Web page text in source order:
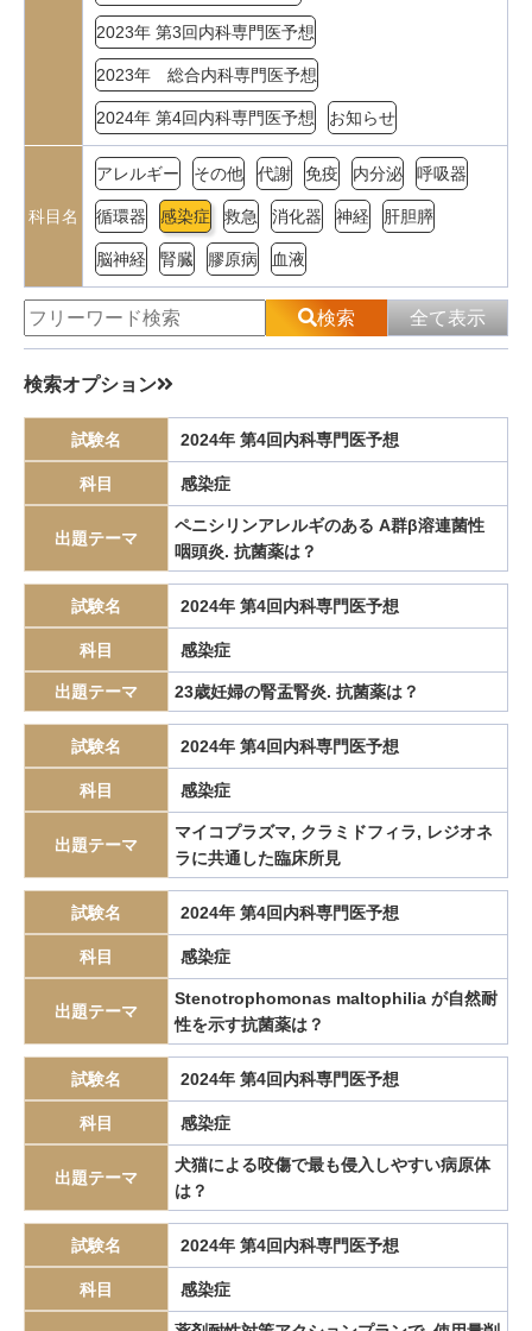
2023年 第3回内科専門医予想
2023年 総合内科専門医予想
2024年 第4回内科専門医予想 お知らせ
科目名
アレルギー その他 代謝 免疫 内分泌 呼吸器
循環器 感染症 救急 消化器 神経 肝胆膵
脳神経 腎臓 膠原病 血液
検索 全て表示
検索オプション
絞り込み
タグ
1型糖尿病 5%アルブミン液
A-DROP ACTH単独欠損症 ADAMTS13
Advance care planning AIDS指標疾患 AIH AIHA AIP
ALBI score AML ANCA関連血管炎 APL
APTT延長 Aspergillus fumigatus
BLNAR Borg指数 Brugada症候群 B型肝炎 CADASIL
Castleman病 CDトキシン CD腸炎 CHADS2スコア
Chid-Pugh 分類 CIDP CJD CKD CO2ナルコーシス
collagenous colitis COPD
Crigler-Najjar症候群
Cronkheit-Canada 症候群 Cronkhite-Canada症候群
DIHS DKA DOAC Duchenne型筋ジストロフィー
ECMO対外式膜型人工肺 EDTA EDTA依存性偽性血小板減少症
EGFR EGFR-TKI EGPA Epley法 ESBL産生菌 euDKA
Evans症候群 Fabry病 FENO FIB-4 index FiO2
FN発症率 G-CSF製剤 Gardner
Gitelman症候群 Gram染色 GVHD HAE
Heller
Huntington病 IABP IBS IgA腎症 IgA血管炎 IgE抗体
試験名 2024年 第4回内科専門医予想
科目 感染症
出題テーマ
ペニシリンアレルギのある A群β溶連菌性
咽頭炎. 抗菌薬は？
試験名 2024年 第4回内科専門医予想
科目 感染症
出題テーマ 23歳妊婦の腎盂腎炎. 抗菌薬は？
試験名 2024年 第4回内科専門医予想
科目 感染症
出題テーマ
マイコプラズマ, クラミドフィラ, レジオネ
ラに共通した臨床所見
試験名 2024年 第4回内科専門医予想
科目 感染症
出題テーマ
Stenotrophomonas maltophilia が自然耐
性を示す抗菌薬は？
試験名 2024年 第4回内科専門医予想
科目 感染症
出題テーマ
犬猫による咬傷で最も侵入しやすい病原体
は？
試験名 2024年 第4回内科専門医予想
科目 感染症